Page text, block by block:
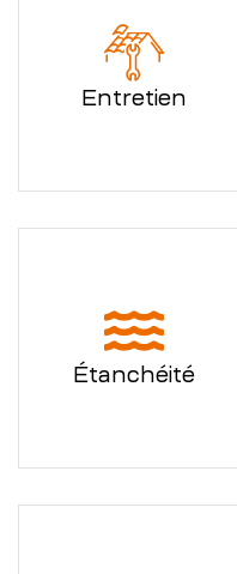
Entretien
Étanchéité